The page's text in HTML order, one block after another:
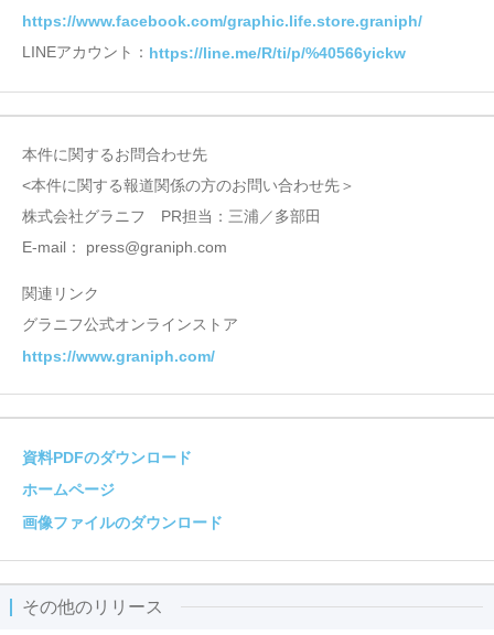
https://www.facebook.com/graphic.life.store.graniph/
LINEアカウント： https://line.me/R/ti/p/%40566yickw
本件に関するお問合わせ先
<本件に関する報道関係の方のお問い合わせ先＞
株式会社グラニフ PR担当：三浦／多部田
E-mail： press@graniph.com
関連リンク
グラニフ公式オンラインストア
https://www.graniph.com/
資料PDFのダウンロード
ホームページ
画像ファイルのダウンロード
その他のリリース